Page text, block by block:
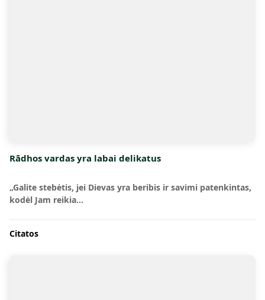
Rādhos vardas yra labai delikatus
„Galite stebėtis, jei Dievas yra beribis ir savimi patenkintas,
kodėl Jam reikia…
Citatos